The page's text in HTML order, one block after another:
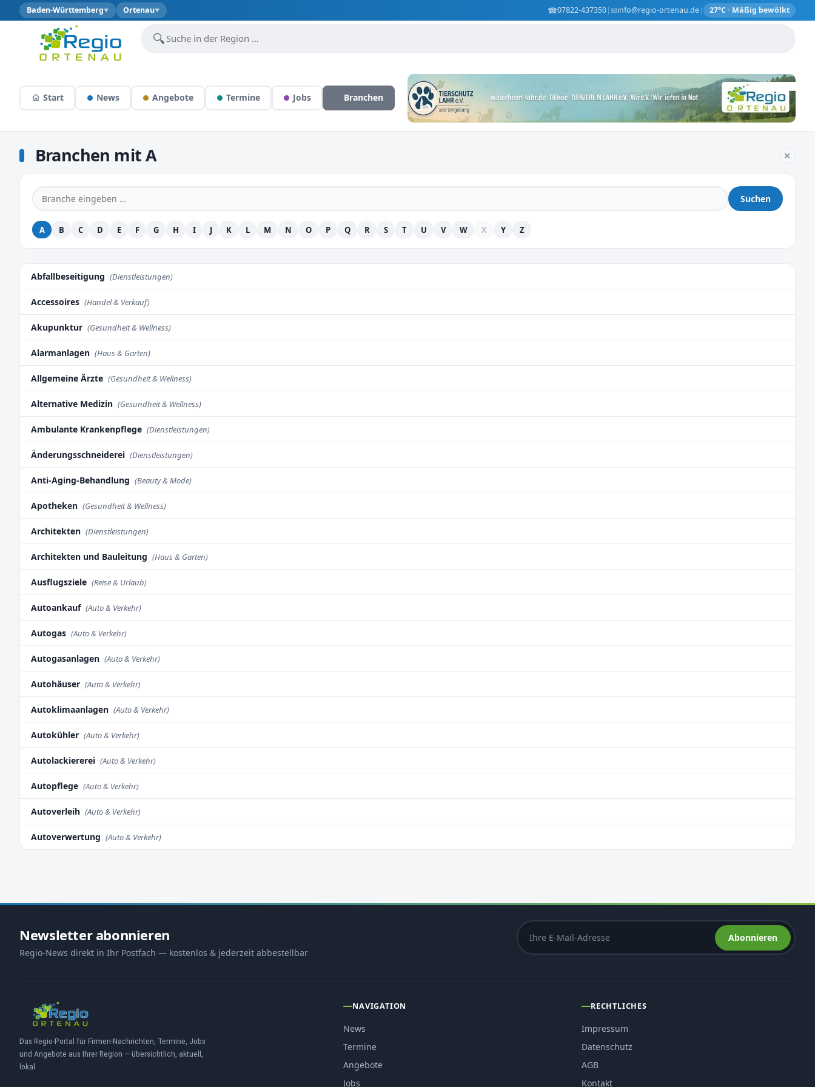
Baden-Württemberg▼ Ortenau▼ ☎07822-437350| ✉info@regio-ortenau.de| 27°C · Mäßig bewölkt
🔍
Start News Angebote Termine Jobs Branchen
Branchen mit A ×
Suchen
A B C D E F G H I J K L M N O P Q R S T U V W X Y Z
Abfallbeseitigung (Dienstleistungen)
Accessoires (Handel & Verkauf)
Akupunktur (Gesundheit & Wellness)
Alarmanlagen (Haus & Garten)
Allgemeine Ärzte (Gesundheit & Wellness)
Alternative Medizin (Gesundheit & Wellness)
Ambulante Krankenpflege (Dienstleistungen)
Änderungsschneiderei (Dienstleistungen)
Anti-Aging-Behandlung (Beauty & Mode)
Apotheken (Gesundheit & Wellness)
Architekten (Dienstleistungen)
Architekten und Bauleitung (Haus & Garten)
Ausflugsziele (Reise & Urlaub)
Autoankauf (Auto & Verkehr)
Autogas (Auto & Verkehr)
Autogasanlagen (Auto & Verkehr)
Autohäuser (Auto & Verkehr)
Autoklimaanlagen (Auto & Verkehr)
Autokühler (Auto & Verkehr)
Autolackiererei (Auto & Verkehr)
Autopflege (Auto & Verkehr)
Autoverleih (Auto & Verkehr)
Autoverwertung (Auto & Verkehr)
Newsletter abonnieren
Regio-News direkt in Ihr Postfach — kostenlos & jederzeit abbestellbar
Abonnieren
Das Regio-Portal für Firmen-Nachrichten, Termine, Jobs
und Angebote aus Ihrer Region — übersichtlich, aktuell,
lokal.
NAVIGATION
News
Termine
Angebote
Jobs
RECHTLICHES
Impressum
Datenschutz
AGB
Kontakt